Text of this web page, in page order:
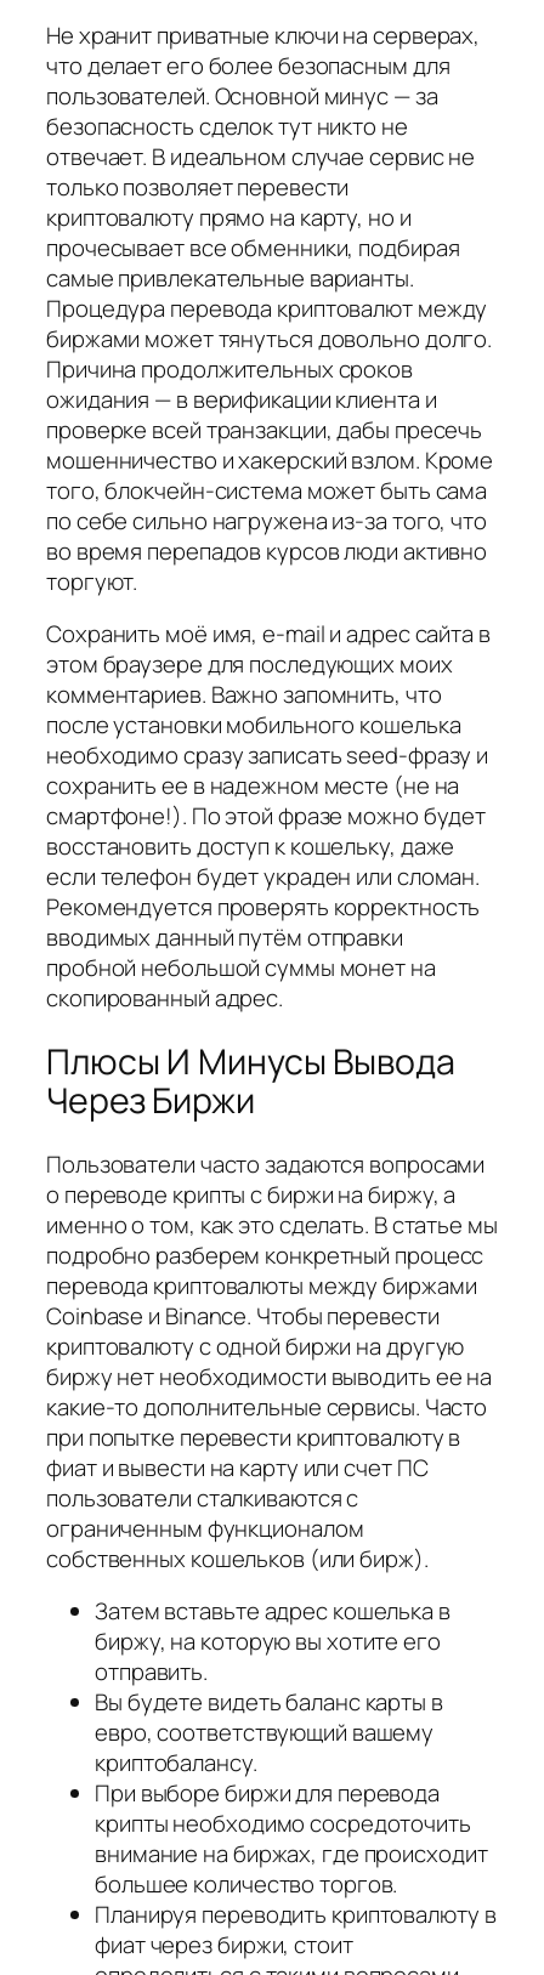
Не хранит приватные ключи на серверах,
что делает его более безопасным для
пользователей. Основной минус — за
безопасность сделок тут никто не
отвечает. В идеальном случае сервис не
только позволяет перевести
криптовалюту прямо на карту, но и
прочесывает все обменники, подбирая
самые привлекательные варианты.
Процедура перевода криптовалют между
биржами может тянуться довольно долго.
Причина продолжительных сроков
ожидания — в верификации клиента и
проверке всей транзакции, дабы пресечь
мошенничество и хакерский взлом. Кроме
того, блокчейн-система может быть сама
по себе сильно нагружена из-за того, что
во время перепадов курсов люди активно
торгуют.
Сохранить моё имя, e-mail и адрес сайта в
этом браузере для последующих моих
комментариев. Важно запомнить, что
после установки мобильного кошелька
необходимо сразу записать seed-фразу и
сохранить ее в надежном месте (не на
смартфоне!). По этой фразе можно будет
восстановить доступ к кошельку, даже
если телефон будет украден или сломан.
Рекомендуется проверять корректность
вводимых данный путём отправки
пробной небольшой суммы монет на
скопированный адрес.
Плюсы И Минусы Вывода
Через Биржи
Пользователи часто задаются вопросами
о переводе крипты с биржи на биржу, а
именно о том, как это сделать. В статье мы
подробно разберем конкретный процесс
перевода криптовалюты между биржами
Coinbase и Binance. Чтобы перевести
криптовалюту с одной биржи на другую
биржу нет необходимости выводить ее на
какие-то дополнительные сервисы. Часто
при попытке перевести криптовалюту в
фиат и вывести на карту или счет ПС
пользователи сталкиваются с
ограниченным функционалом
собственных кошельков (или бирж).
Затем вставьте адрес кошелька в
биржу, на которую вы хотите его
отправить.
Вы будете видеть баланс карты в
евро, соответствующий вашему
криптобалансу.
При выборе биржи для перевода
крипты необходимо сосредоточить
внимание на биржах, где происходит
большее количество торгов.
Планируя переводить криптовалюту в
фиат через биржи, стоит